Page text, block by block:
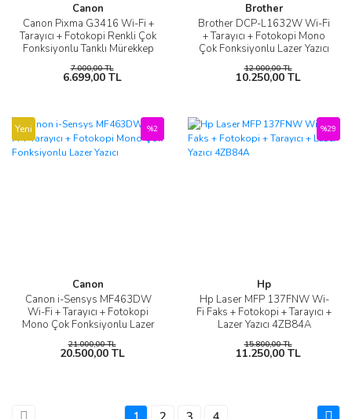
Canon
Canon Pixma G3416 Wi-Fi +
Tarayıcı + Fotokopi Renkli Çok
Fonksiyonlu Tanklı Mürekkep
Mürekkepli
7.000,00 TL
6.699,00 TL
Brother
Brother DCP-L1632W Wi-Fi
+ Tarayıcı + Fotokopi Mono
Çok Fonksiyonlu Lazer Yazıcı
12.000,00 TL
10.250,00 TL
Yeni
Canon
Canon i-Sensys MF463DW
Wi-Fi + Tarayıcı + Fotokopi
Mono Çok Fonksiyonlu Lazer
%2
21.000,00 TL
20.500,00 TL
Hp
Hp Laser MFP 137FNW Wi-
Fi Faks + Fotokopi + Tarayıcı +
Lazer Yazıcı 4ZB84A
%29
15.800,00 TL
11.250,00 TL